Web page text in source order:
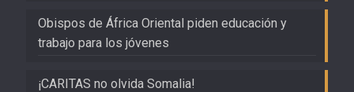
Obispos de África Oriental piden educación y
trabajo para los jóvenes
¡CARITAS no olvida Somalia!